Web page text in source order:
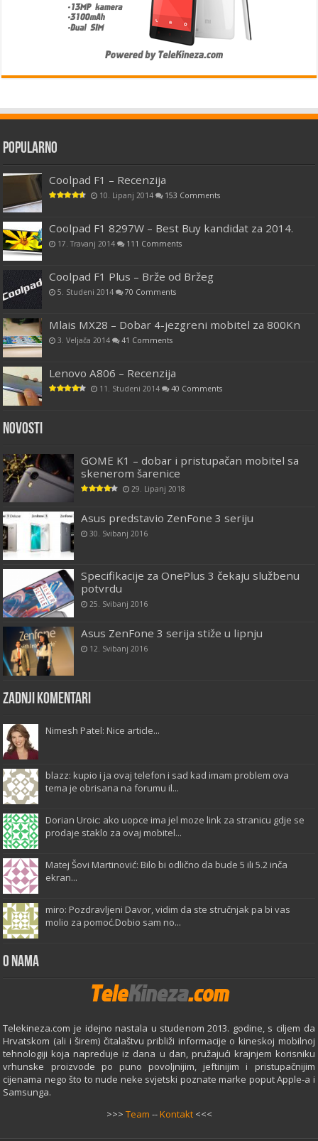
Popularno
Coolpad F1 – Recenzija
10. Lipanj 2014 153 Comments
Coolpad F1 8297W – Best Buy kandidat za 2014.
17. Travanj 2014 111 Comments
Coolpad F1 Plus – Brže od Bržeg
5. Studeni 2014 70 Comments
Mlais MX28 – Dobar 4-jezgreni mobitel za 800Kn
3. Veljača 2014 41 Comments
Lenovo A806 – Recenzija
11. Studeni 2014 40 Comments
Novosti
GOME K1 – dobar i pristupačan mobitel sa
skenerom šarenice
29. Lipanj 2018
Asus predstavio ZenFone 3 seriju
30. Svibanj 2016
Specifikacije za OnePlus 3 čekaju službenu
potvrdu
25. Svibanj 2016
Asus ZenFone 3 serija stiže u lipnju
12. Svibanj 2016
Zadnji komentari
Nimesh Patel: Nice article...
blazz: kupio i ja ovaj telefon i sad kad imam problem ova
tema je obrisana na forumu il...
Dorian Uroic: ako uopce ima jel moze link za stranicu gdje se
prodaje staklo za ovaj mobitel...
Matej Šovi Martinović: Bilo bi odlično da bude 5 ili 5.2 inča
ekran...
miro: Pozdravljeni Davor, vidim da ste stručnjak pa bi vas
molio za pomoć.Dobio sam no...
O Nama
Telekineza.com je idejno nastala u studenom 2013. godine, s ciljem da
Hrvatskom (ali i širem) čitalaštvu približi informacije o kineskoj mobilnoj
tehnologiji koja napreduje iz dana u dan, pružajući krajnjem korisniku
vrhunske proizvode po puno povoljnijim, jeftinijim i pristupačnijim
cijenama nego što to nude neke svjetski poznate marke poput Apple-a i
Samsunga.
>>> Team --Kontakt<<<